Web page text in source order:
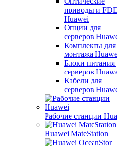
приводы и
Huawei
Опции для
серверов
Комплекты для
монтажа
Блоки питания
серверов
Кабели для
серверов
Рабочие станции
Huawei MateStation